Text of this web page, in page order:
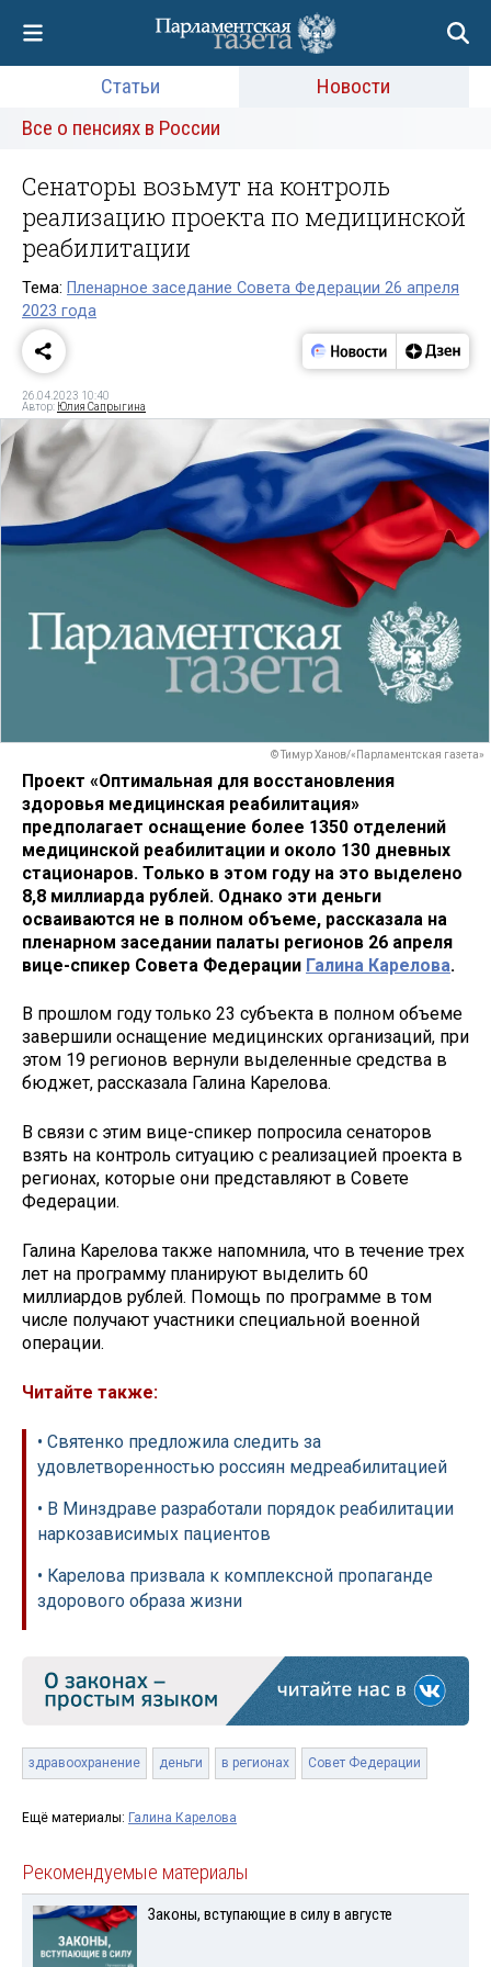
Статьи
Новости
Все о пенсиях в России
Сенаторы возьмут на контроль
реализацию проекта по медицинской
реабилитации
Тема: Пленарное заседание Совета Федерации 26 апреля
2023 года
26.04.2023 10:40
Автор: Юлия Сапрыгина
© Тимур Ханов/«Парламентская газета»
Проект «Оптимальная для восстановления
здоровья медицинская реабилитация»
предполагает оснащение более 1350 отделений
медицинской реабилитации и около 130 дневных
стационаров. Только в этом году на это выделено
8,8 миллиарда рублей. Однако эти деньги
осваиваются не в полном объеме, рассказала на
пленарном заседании палаты регионов 26 апреля
вице-спикер Совета Федерации Галина Карелова.
В прошлом году только 23 субъекта в полном объеме
завершили оснащение медицинских организаций, при
этом 19 регионов вернули выделенные средства в
бюджет, рассказала Галина Карелова.
В связи с этим вице-спикер попросила сенаторов
взять на контроль ситуацию с реализацией проекта в
регионах, которые они представляют в Совете
Федерации.
Галина Карелова также напомнила, что в течение трех
лет на программу планируют выделить 60
миллиардов рублей. Помощь по программе в том
числе получают участники специальной военной
операции.
Читайте также:
• Святенко предложила следить за
удовлетворенностью россиян медреабилитацией
• В Минздраве разработали порядок реабилитации
наркозависимых пациентов
• Карелова призвала к комплексной пропаганде
здорового образа жизни
здравоохранение деньги в регионах Совет Федерации
Ещё материалы: Галина Карелова
Рекомендуемые материалы
Законы, вступающие в силу в августе